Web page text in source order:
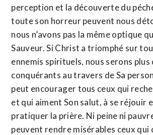
perception et la découverte du
toute son horreur peuvent nous
nous n’avons pas la même optique
Sauveur. Si Christ a triomphé sur
ennemis spirituels, nous serons plus
conquérants au travers de Sa
peut encourager tous ceux qui
et qui aiment Son salut, à se réjouir
pratiquer la prière. Ni peine ni
peuvent rendre misérables ceux qui